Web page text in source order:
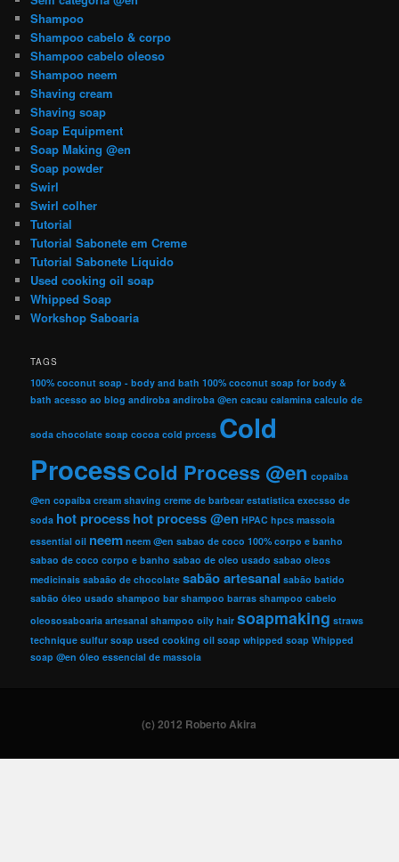
Shampoo
Shampoo cabelo & corpo
Shampoo cabelo oleoso
Shampoo neem
Shaving cream
Shaving soap
Soap Equipment
Soap Making @en
Soap powder
Swirl
Swirl colher
Tutorial
Tutorial Sabonete em Creme
Tutorial Sabonete Líquido
Used cooking oil soap
Whipped Soap
Workshop Saboaria
TAGS
100% coconut soap - body and bath 100% coconut soap for body &
bath acesso ao blog andiroba andiroba @en cacau calamina calculo de
soda chocolate soap cocoa cold prcess Cold
ProcessCold Process @en copaiba
@en copaíba cream shaving creme de barbear estatistica execsso de
soda hot processhot process @en HPAC hpcs massoia
essential oil neem neem @en sabao de coco 100% corpo e banho
sabao de coco corpo e banho sabao de oleo usado sabao oleos
medicinais sabaão de chocolate sabão artesanal sabão batido
sabão óleo usado shampoo bar shampoo barras shampoo cabelo
oleososaboaria artesanal shampoo oily hair soapmaking straws
technique sulfur soap used cooking oil soap whipped soap Whipped
soap @en óleo essencial de massoia
(c) 2012 Roberto Akira